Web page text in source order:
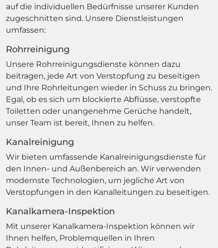
auf die individuellen Bedürfnisse unserer Kunden
zugeschnitten sind. Unsere Dienstleistungen
umfassen:
Rohrreinigung
Unsere Rohrreinigungsdienste können dazu
beitragen, jede Art von Verstopfung zu beseitigen
und Ihre Rohrleitungen wieder in Schuss zu bringen.
Egal, ob es sich um blockierte Abflüsse, verstopfte
Toiletten oder unangenehme Gerüche handelt,
unser Team ist bereit, Ihnen zu helfen.
Kanalreinigung
Wir bieten umfassende Kanalreinigungsdienste für
den Innen- und Außenbereich an. Wir verwenden
modernste Technologien, um jegliche Art von
Verstopfungen in den Kanalleitungen zu beseitigen.
Kanalkamera-Inspektion
Mit unserer Kanalkamera-Inspektion können wir
Ihnen helfen, Problemquellen in Ihren